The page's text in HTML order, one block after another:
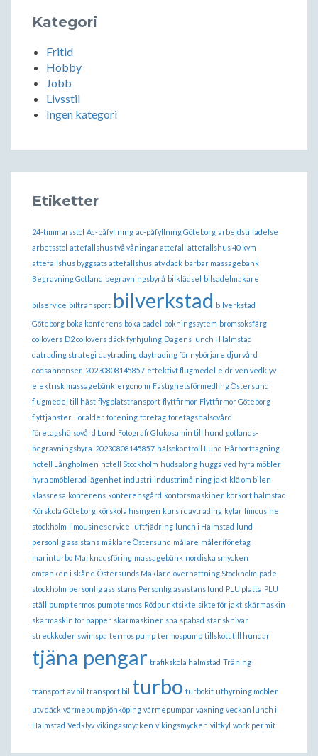
Kategori
Fritid
Hobby
Jobb
Livsstil
Ingen kategori
Etiketter
24-timmarsstol Ac-påfyllning ac-påfyllning Göteborg arbejdstilladelse
arbetsstol attefallshus två våningar attefall attefallshus 40 kvm
attefallshus byggsats attefallshus atv däck bärbar massagebänk
Begravning Gotland begravningsbyrå bilklädsel bilsadelmakare
bilservice biltransport bilverkstad bilverkstad
Göteborg boka konferens boka padel bokningssytem bromsoksfärg
coilovers D2 coilovers däck fyrhjuling Dagens lunch i Halmstad
datrading strategi daytrading daytrading för nybörjare djurvård
dodsannonser-20230808145857 effektivt flugmedel eldriven vedklyv
elektrisk massagebänk ergonomi Fastighetsförmedling Östersund
flugmedel till häst flygplatstransport flyttfirmor Flyttfirmor Göteborg
flyttjänster Förälder förening företag företagshälsovård
företagshälsovård Lund Fotografi Glukosamin till hund gotlands-
begravningsbyra-20230808145857 hälsokontroll Lund Hårborttagning
hotell Långholmen hotell Stockholm hudsalong hugga ved hyra möbler
hyra omöblerad lägenhet industri industrimålning jakt klä om bilen
klassresa konferens konferensgård kontorsmaskiner körkort halmstad
Körskola Göteborg körskola hisingen kurs i daytrading kylar limousine
stockholm limousineservice luftfjädring lunch i Halmstad lund
personlig assistans mäklare Östersund målare måleriföretag
marinturbo Marknadsföring massagebänk nordiska smycken
omtanken i skåne Östersunds Mäklare övernattning Stockholm padel
stockholm personlig assistans Personlig assistans lund PLU platta PLU
ställ pump termos pumptermos Rödpunktsikte sikte för jakt skärmaskin
skärmaskin för papper skärmaskiner spa spabad stansknivar
streckkoder swimspa termos pump termospump tillskott till hundar
tjäna pengar trafikskola halmstad Träning
transport av bil transport bil turbo turbokit uthyrning möbler
utv däck värmepump jönköping värmepumpar vaxning veckan lunch i
Halmstad Vedklyv vikingasmycken vikingsmycken viltkyl work permit